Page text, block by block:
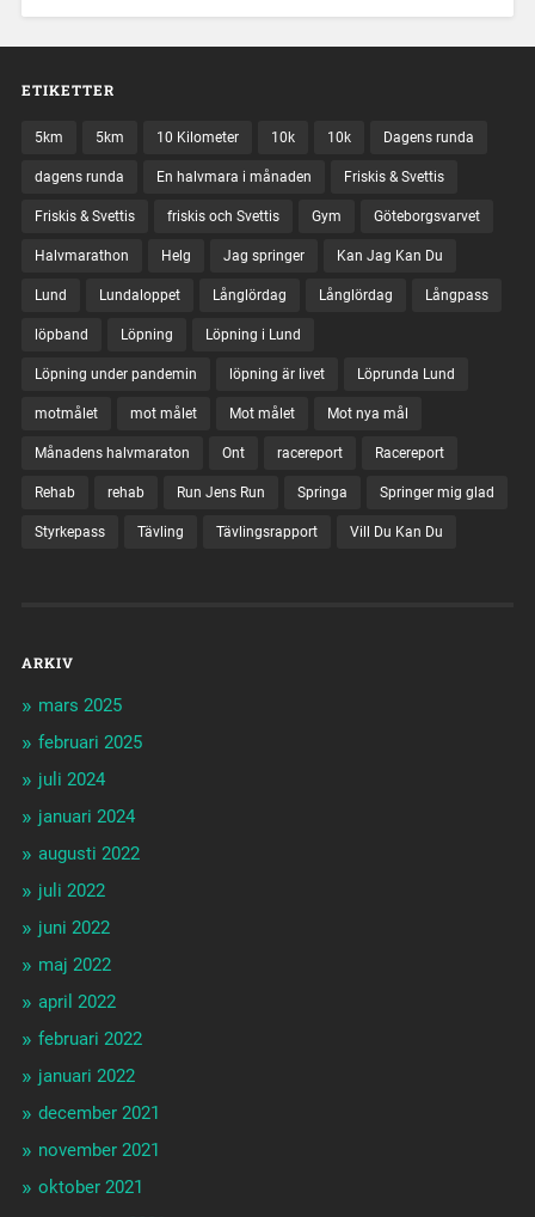
ETIKETTER
5km 5km 10 Kilometer 10k 10k Dagens runda
dagens runda En halvmara i månaden Friskis & Svettis
Friskis & Svettis friskis och Svettis Gym Göteborgsvarvet
Halvmarathon Helg Jag springer Kan Jag Kan Du
Lund Lundaloppet Långlördag Långlördag Långpass
löpband Löpning Löpning i Lund
Löpning under pandemin löpning är livet Löprunda Lund
motmålet mot målet Mot målet Mot nya mål
Månadens halvmaraton Ont racereport Racereport
Rehab rehab Run Jens Run Springa Springer mig glad
Styrkepass Tävling Tävlingsrapport Vill Du Kan Du
ARKIV
mars 2025
februari 2025
juli 2024
januari 2024
augusti 2022
juli 2022
juni 2022
maj 2022
april 2022
februari 2022
januari 2022
december 2021
november 2021
oktober 2021